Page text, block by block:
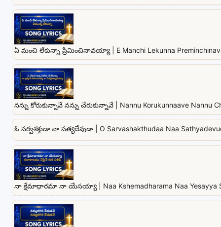
ఏ మంచి లేకున్నా ప్రేమించినావయ్యా | E Manchi Lekunna
నన్ను కోరుకున్నావే నన్ను చేరుకున్నావే | Nannu Korukunnaave Nannu
ఓ సర్వశక్తుడా నా సత్యదేవుడా | O Sarvashakthudaa Naa
నా క్షేమాధారమా నా యేసయ్యా | Naa Kshemadharama Naa Yesayya